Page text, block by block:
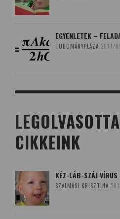
EGYENLETEK –
TUDOMÁNYPLÁZA 2017/
CIKKEINK
KÉZ-LÁB-SZÁJ VÍRUS
SZALMÁSI KRISZTINA